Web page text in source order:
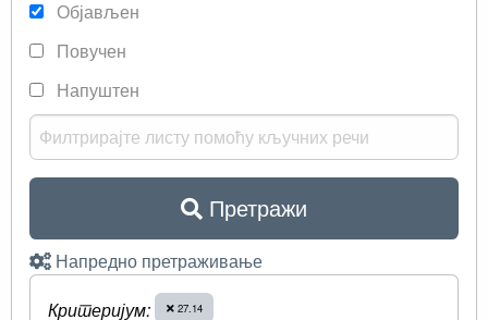
Објављен
Повучен
Напуштен
Претражи
Напредно претраживање
Критеријум:
27.14